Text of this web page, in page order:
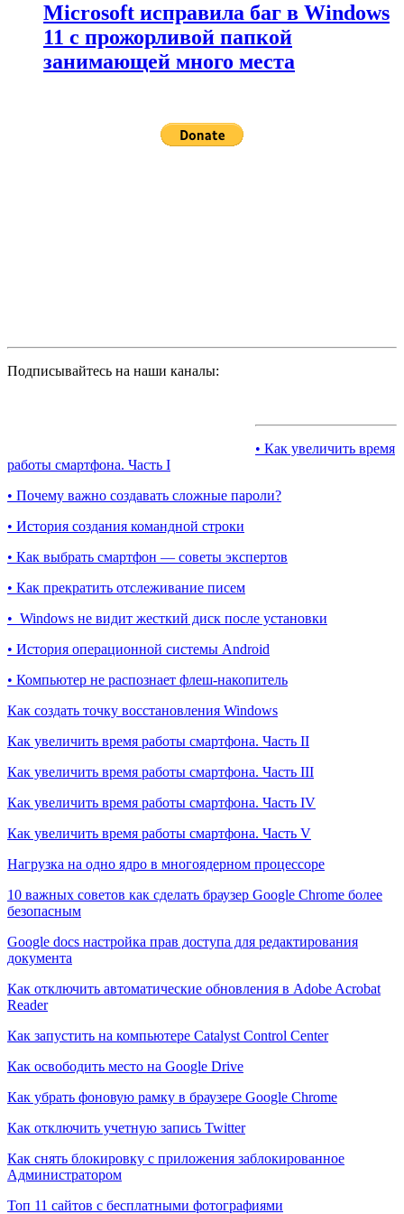
Microsoft исправила баг в Windows
11 с прожорливой папкой
занимающей много места
Подписывайтесь на наши каналы:
• Как увеличить время
работы смартфона. Часть I
• Почему важно создавать сложные пароли?
• История создания командной строки
• Как выбрать смартфон — советы экспертов
• Как прекратить отслеживание писем
• Windows не видит жесткий диск после установки
• История операционной системы Android
• Компьютер не распознает флеш-накопитель
Как создать точку восстановления Windows
Как увеличить время работы смартфона. Часть II
Как увеличить время работы смартфона. Часть III
Как увеличить время работы смартфона. Часть IV
Как увеличить время работы смартфона. Часть V
Нагрузка на одно ядро в многоядерном процессоре
10 важных советов как сделать браузер Google Chrome более
безопасным
Google docs настройка прав доступа для редактирования
документа
Как отключить автоматические обновления в Adobe Acrobat
Reader
Как запустить на компьютере Catalyst Control Center
Как освободить место на Google Drive
Как убрать фоновую рамку в браузере Google Chrome
Как отключить учетную запись Twitter
Как снять блокировку с приложения заблокированное
Администратором
Топ 11 сайтов с бесплатными фотографиями